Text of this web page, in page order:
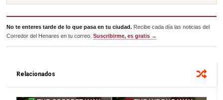
No te enteres tarde de lo que pasa en tu ciudad. Recibe cada día las noticias del
Corredor del Henares en tu correo.Suscribirme, es gratis →
Relacionados